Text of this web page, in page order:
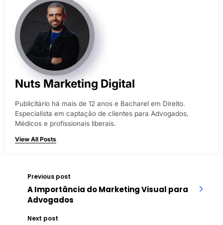
Nuts Marketing Digital
Publicitário há mais de 12 anos e Bacharel em Direito.
Especialista em captação de clientes para Advogados,
Médicos e profissionais liberais.
View All Posts
Previous post
A Importância do Marketing Visual para
Advogados
Next post